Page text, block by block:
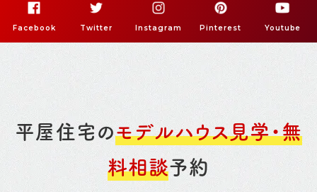
Facebook Twitter Instagram Pinterest Youtube
平屋住宅のモデルハウス見学・無
料相談予約